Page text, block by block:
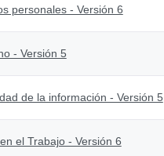
personales - Versión 6
- Versión 5
de la información - Versión 5
el Trabajo - Versión 6